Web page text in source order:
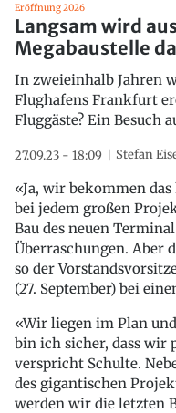
Eröffnung 2026
Langsam wird
Megabaustelle
In zweieinhalb Jahren
Flughafens Frankfurt
Fluggäste? Ein Besuch
27.09.23 - 18:09 Stefan
«Ja, wir bekommen
bei jedem großen
Bau des neuen
Überraschungen. Aber
so der
(27. September) bei
«Wir liegen im Plan
bin ich sicher, dass
verspricht Schulte.
des gigantischen
werden wir die letzten